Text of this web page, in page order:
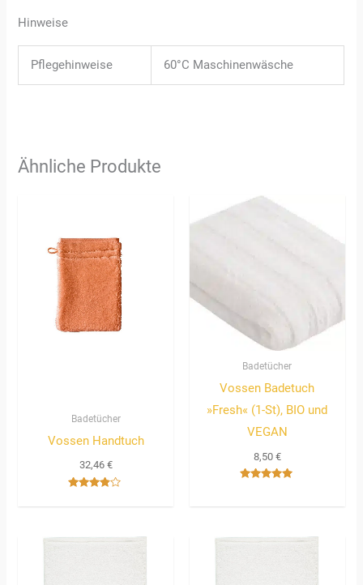
Hinweise
Pflegehinweise 60°C Maschinenwäsche
Ähnliche Produkte
Badetücher
Vossen Handtuch
32,46 €
Badetücher
Vossen Badetuch
»Fresh« (1-St), BIO und
VEGAN
8,50 €